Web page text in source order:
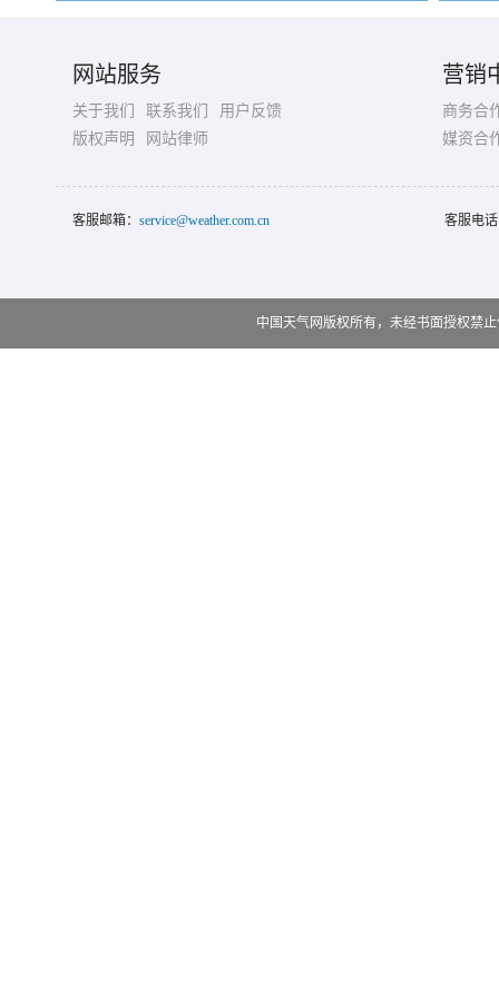
网站服务
关于我们 联系我们
用户反馈
版权声明
网站律师
营销
商务合
媒资合
客服邮箱： service@weather.com.cn 客服电
中国天气网版权所有，未经书面授权